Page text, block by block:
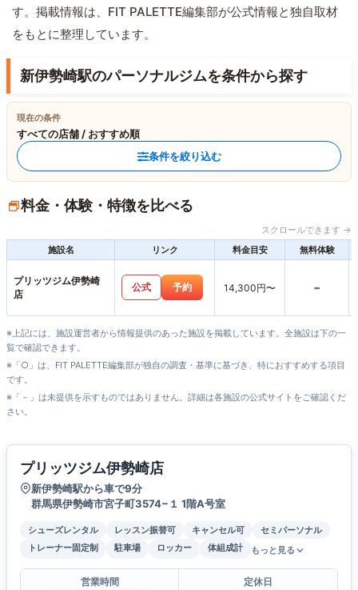
す。掲載情報は、FIT PALETTE編集部が公式情報と独自取材
をもとに整理しています。
新伊勢崎駅のパーソナルジムを条件から探す
現在の条件
すべての店舗 / おすすめ順
条件を絞り込む
料金・体験・特徴を比べる
スクロールできます →
施設名
リンク 料金目安 無料体験
プリッツジム伊勢崎
店
公式 予約 14,300円〜 -
※上記には、施設運営者から情報提供のあった施設を掲載しています。全施設は下の一
覧で確認できます。
※「○」は、FIT PALETTE編集部が独自の調査・基準に基づき、特におすすめする項目
です。
※「－」は未提供を示すものではありません。詳細は各施設の公式サイトをご確認くだ
さい。
プリッツジム伊勢崎店
新伊勢崎駅から車で9分
群馬県伊勢崎市宮子町3574−１ 1階A号室
シューズレンタル レッスン振替可 キャンセル可
セミパーソナル
トレーナー固定制
駐車場 ロッカー 体組成計 もっと見る
営業時間
定休日